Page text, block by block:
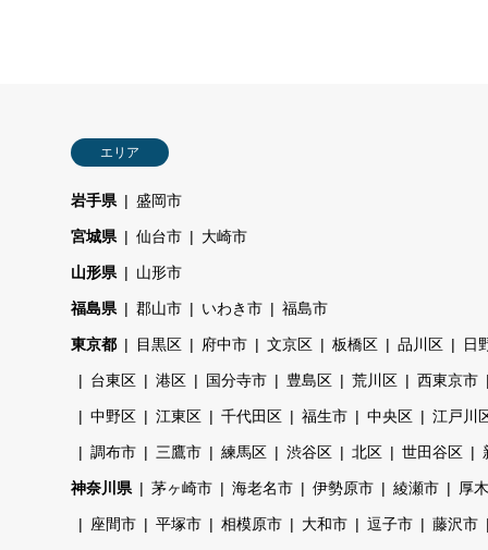
エリア
岩手県 盛岡市
宮城県 仙台市 大崎市
山形県 山形市
福島県 郡山市 いわき市 福島市
東京都 目黒区 府中市 文京区 板橋区 品川区 日
台東区 港区 国分寺市 豊島区 荒川区 西東京市
中野区 江東区 千代田区 福生市 中央区 江戸川
調布市 三鷹市 練馬区 渋谷区 北区 世田谷区
神奈川県 茅ヶ崎市 海老名市 伊勢原市 綾瀬市 厚
座間市 平塚市 相模原市 大和市 逗子市 藤沢市